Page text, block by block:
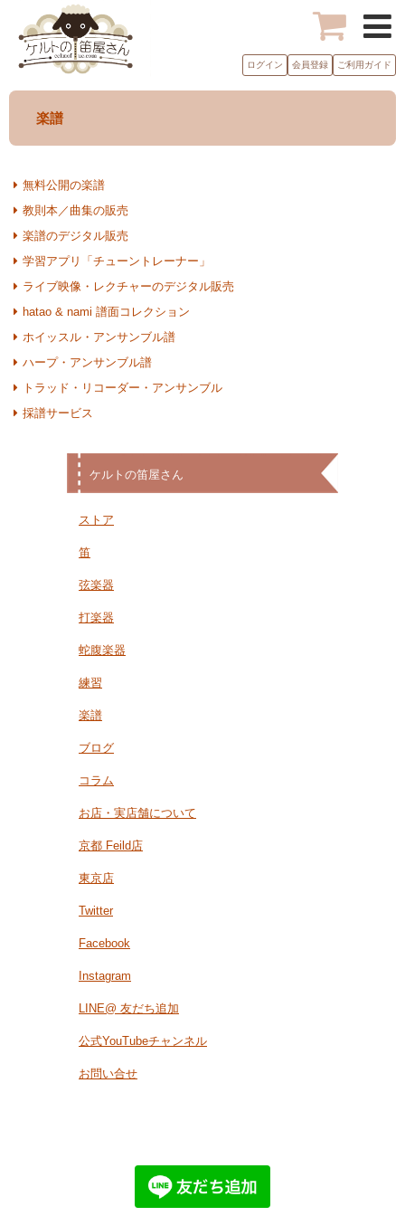
ログイン 会員登録 ご利用ガイド
楽譜
無料公開の楽譜
教則本／曲集の販売
楽譜のデジタル販売
学習アプリ「チューントレーナー」
ライブ映像・レクチャーのデジタル販売
hatao & nami 譜面コレクション
ホイッスル・アンサンブル譜
ハープ・アンサンブル譜
トラッド・リコーダー・アンサンブル
採譜サービス
ケルトの笛屋さん
ストア
笛
弦楽器
打楽器
蛇腹楽器
練習
楽譜
ブログ
コラム
お店・実店舗について
京都 Feild店
東京店
Twitter
Facebook
Instagram
LINE@ 友だち追加
公式YouTubeチャンネル
お問い合せ